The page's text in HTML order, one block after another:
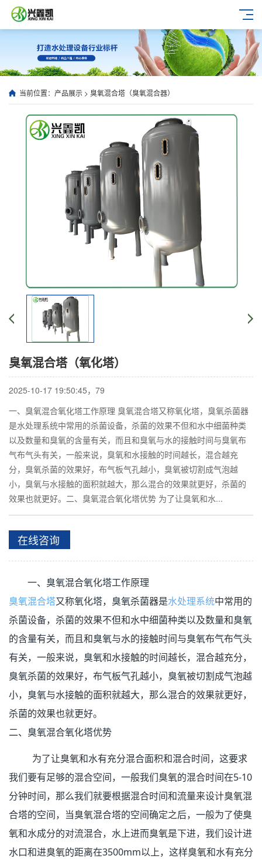
当前位置： 产品展示 > 臭氧混合塔（臭氧混合器）
臭氧混合塔（氧化塔）
2025-10-17 19:50:45， 79
一、臭氧混合氧化塔工作原理 臭氧混合塔又称氧化塔，臭氧杀菌器
是水处理系统中常用的杀菌设备，杀菌的效果不但和水中细菌种类
以及数量和臭氧的含量有关，而且和臭氧与水的接触时间与臭氧布
气布气头有关，一般来说，臭氧和水接触的时间越长，混合越充
分，臭氧杀菌的效果好，布气板气孔越小，臭氧被切割成气泡越
小，臭氧与水接触的面积就越大，那么混合的效果就更好，杀菌的
效果也就更好。二、臭氧混合氧化塔优势 为了让臭氧和水...
在线咨询
一、臭氧混合氧化塔工作原理
臭氧混合塔又称氧化塔，臭氧杀菌器是水处理系统中常用的
杀菌设备，杀菌的效果不但和水中细菌种类以及数量和臭氧
的含量有关，而且和臭氧与水的接触时间与臭氧布气布气头
有关，一般来说，臭氧和水接触的时间越长，混合越充分，
臭氧杀菌的效果好，布气板气孔越小，臭氧被切割成气泡越
小，臭氧与水接触的面积就越大，那么混合的效果就更好，
杀菌的效果也就更好。
二、臭氧混合氧化塔优势
为了让臭氧和水有充分混合面积和混合时间，这要求
我们要有足够的混合空间，一般我们臭氧的混合时间在5-10
分钟时间，那么我们就要根据混合时间和流量来设计臭氧混
合塔的空间，当臭氧混合塔的空间确定之后，一般为了使臭
氧和水成分的对流混合，水上进而臭氧是下进，我们设计进
水口和进臭氧的距离在3500mm以上，这样臭氧和水有充分